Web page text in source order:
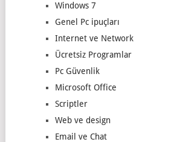
Windows 7
Genel Pc ipuçları
Internet ve Network
Ücretsiz Programlar
Pc Güvenlik
Microsoft Office
Scriptler
Web ve design
Email ve Chat